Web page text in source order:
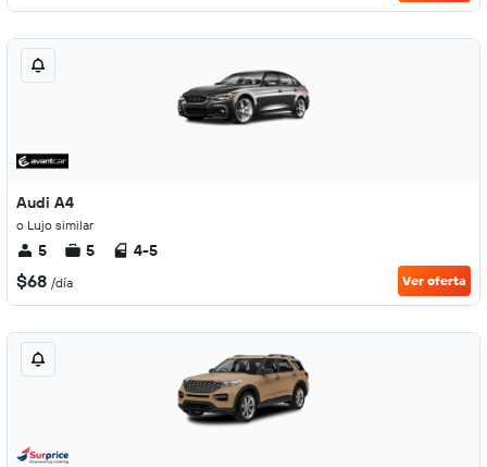
Audi A4
o Lujo similar
5 5 4-5
$68 /día Ver oferta